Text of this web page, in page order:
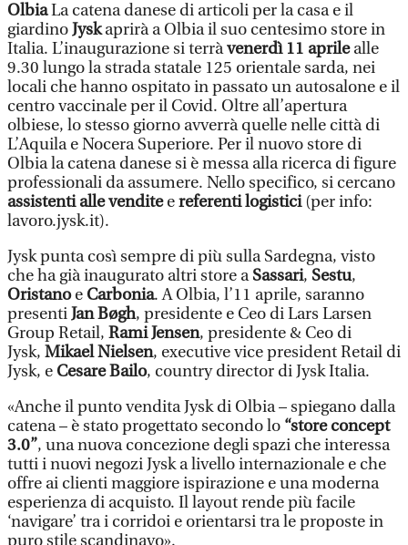
OlbiaLa catena danese di articoli per la casa e il
giardinoJyskaprirà a Olbia il suo centesimo store in
Italia. L’inaugurazione si terràvenerdì 11 aprilealle
9.30 lungo la strada statale 125 orientale sarda, nei
locali che hanno ospitato in passato un autosalone e il
centro vaccinale per il Covid. Oltre all’apertura
olbiese, lo stesso giorno avverrà quelle nelle città di
L’Aquila e Nocera Superiore. Per il nuovo store di
Olbia la catena danese si è messa alla ricerca di figure
professionali da assumere. Nello specifico, si cercano
assistenti alle venditeereferenti logistici(per info:
lavoro.jysk.it).
Jysk punta così sempre di più sulla Sardegna, visto
che ha già inaugurato altri store aSassari, Sestu,
Oristanoe Carbonia. A Olbia, l’11 aprile, saranno
presentiJan Bøgh, presidente e Ceo di Lars Larsen
Group Retail, Rami Jensen, presidente & Ceo di
Jysk, Mikael Nielsen, executive vice president Retail di
Jysk, e Cesare Bailo, country director di Jysk Italia.
«Anche il punto vendita Jysk di Olbia – spiegano dalla
catena – è stato progettato secondo lo “store concept
3.0”, una nuova concezione degli spazi che interessa
tutti i nuovi negozi Jysk a livello internazionale e che
offre ai clienti maggiore ispirazione e una moderna
esperienza di acquisto. Il layout rende più facile
‘navigare’ tra i corridoi e orientarsi tra le proposte in
puro stile scandinavo».